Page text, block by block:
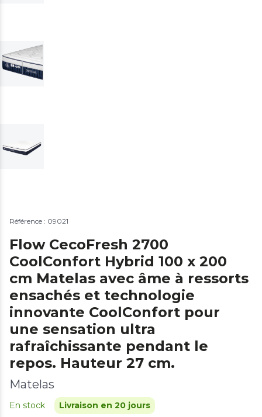
Référence : 09021
Flow CecoFresh 2700
CoolConfort Hybrid 100 x 200
cm Matelas avec âme à ressorts
ensachés et technologie
innovante CoolConfort pour
une sensation ultra
rafraîchissante pendant le
repos. Hauteur 27 cm.
Matelas
En stock Livraison en 20 jours